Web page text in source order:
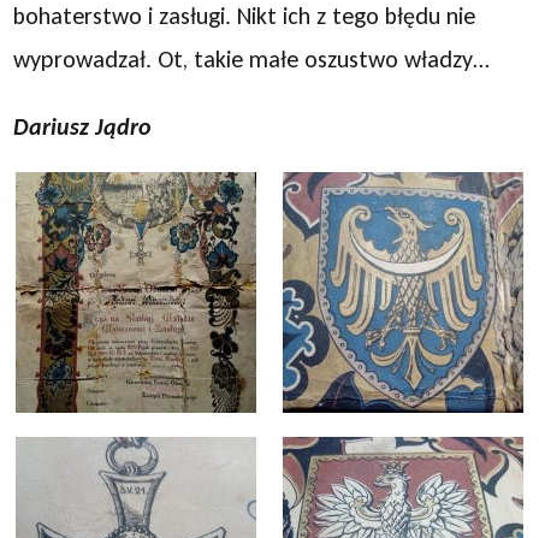
bohaterstwo i zasługi. Nikt ich z tego błędu nie
wyprowadzał. Ot, takie małe oszustwo władzy…
Dariusz Jądro